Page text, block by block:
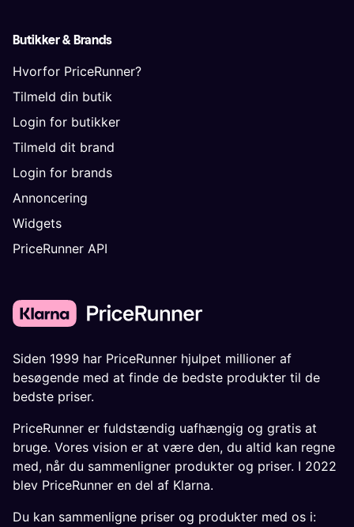
Butikker & Brands
Hvorfor PriceRunner?
Tilmeld din butik
Login for butikker
Tilmeld dit brand
Login for brands
Annoncering
Widgets
PriceRunner API
Siden 1999 har PriceRunner hjulpet millioner af
besøgende med at finde de bedste produkter til de
bedste priser.
PriceRunner er fuldstændig uafhængig og gratis at
bruge. Vores vision er at være den, du altid kan regne
med, når du sammenligner produkter og priser. I 2022
blev PriceRunner en del af Klarna.
Du kan sammenligne priser og produkter med os i: